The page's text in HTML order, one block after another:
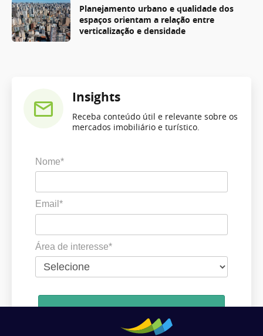
Planejamento urbano e qualidade dos
espaços orientam a relação entre
verticalização e densidade
Insights
Receba conteúdo útil e relevante sobre os
mercados imobiliário e turístico.
Nome*
Email*
Área de interesse*